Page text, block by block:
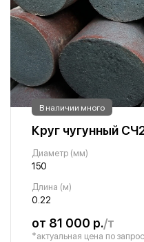
В наличии много
Круг чугунный
Диаметр (мм)
150
Длина (м)
0.22
от 81 000 р./т
*актуальная цена по